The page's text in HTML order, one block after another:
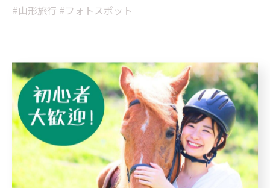
#山形旅行 #フォトスポット
< 前のページ 一覧に戻る 次のページ >
カテゴリー
Categories